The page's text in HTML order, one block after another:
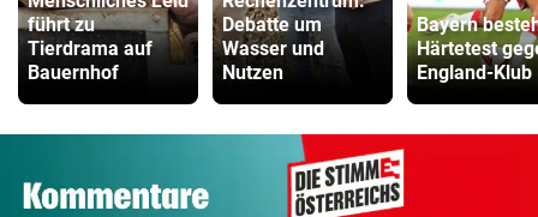
führt zu
Tierdrama auf
Bauernhof
Debatte um
Wasser und
Nutzen
Bayern
Härtetest
England-Klub